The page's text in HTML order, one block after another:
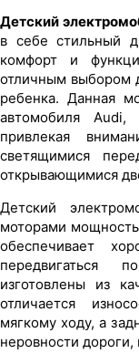
Детский
в себе стильный
комфорт и
отличным выбором
ребенка. Данная
автомобиля Audi,
привлекая
светящимися
открывающимися
Детский
моторами
обеспечивает
передвигаться
изготовлены из
отличается
мягкому ходу, а
неровности